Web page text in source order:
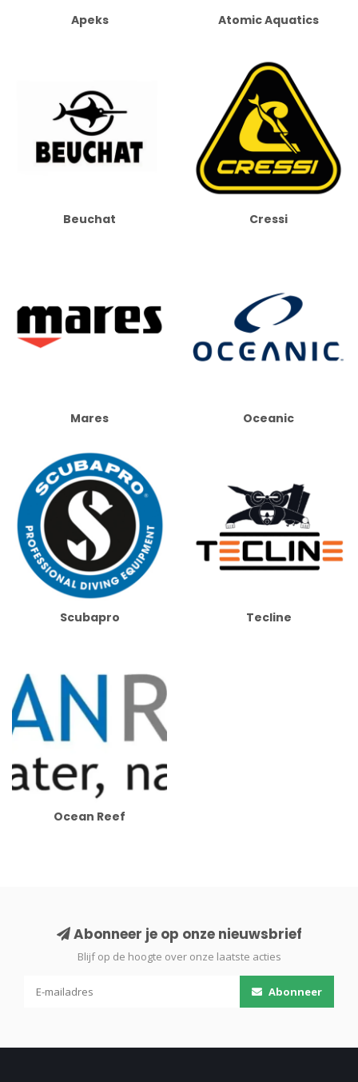
Apeks Atomic Aquatics
Beuchat Cressi
Mares Oceanic
Scubapro Tecline
Ocean Reef
Abonneer je op onze nieuwsbrief
Blijf op de hoogte over onze laatste acties
Abonneer